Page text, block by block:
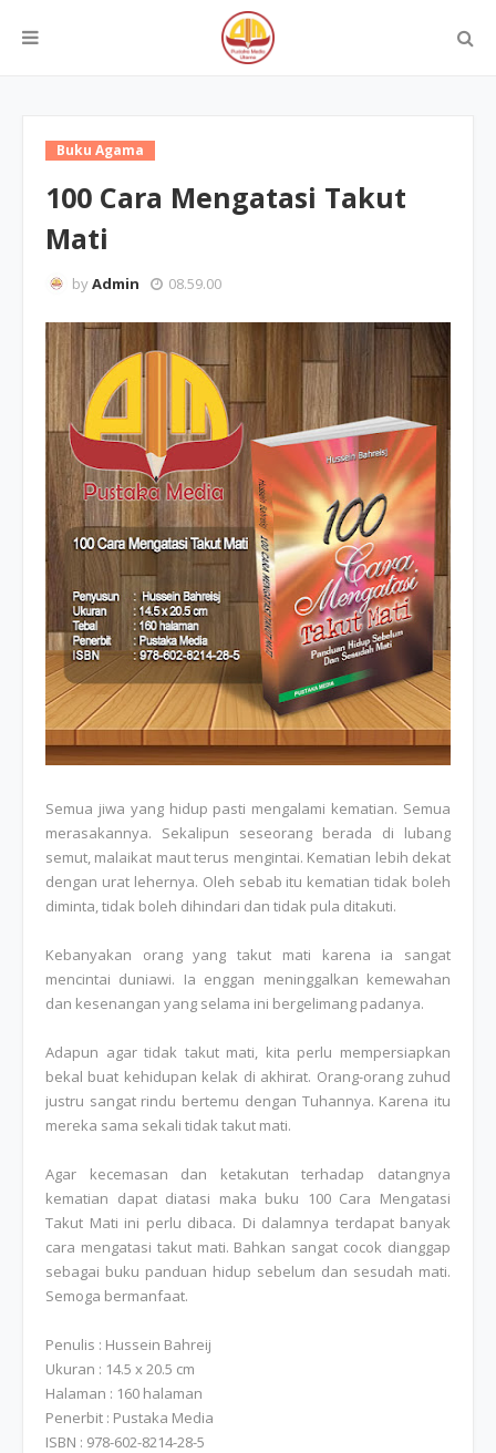
Buku Agama
100 Cara Mengatasi Takut
Mati
byAdmin 08.59.00
Semua jiwa yang hidup pasti mengalami kematian. Semua
merasakannya. Sekalipun seseorang berada di lubang
semut, malaikat maut terus mengintai. Kematian lebih dekat
dengan urat lehernya. Oleh sebab itu kematian tidak boleh
diminta, tidak boleh dihindari dan tidak pula ditakuti.
Kebanyakan orang yang takut mati karena ia sangat
mencintai duniawi. Ia enggan meninggalkan kemewahan
dan kesenangan yang selama ini bergelimang padanya.
Adapun agar tidak takut mati, kita perlu mempersiapkan
bekal buat kehidupan kelak di akhirat. Orang-orang zuhud
justru sangat rindu bertemu dengan Tuhannya. Karena itu
mereka sama sekali tidak takut mati.
Agar kecemasan dan ketakutan terhadap datangnya
kematian dapat diatasi maka buku 100 Cara Mengatasi
Takut Mati ini perlu dibaca. Di dalamnya terdapat banyak
cara mengatasi takut mati. Bahkan sangat cocok dianggap
sebagai buku panduan hidup sebelum dan sesudah mati.
Semoga bermanfaat.
Penulis : Hussein Bahreij
Ukuran : 14.5 x 20.5 cm
Halaman : 160 halaman
Penerbit : Pustaka Media
ISBN : 978-602-8214-28-5